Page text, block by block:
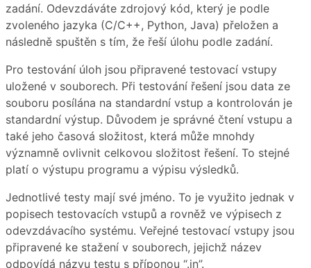
zadání. Odevzdáváte zdrojový kód, který je podle
zvoleného jazyka (C/C++, Python, Java) přeložen a
následně spuštěn s tím, že řeší úlohu podle zadání.
Pro testování úloh jsou připravené testovací vstupy
uložené v souborech. Při testování řešení jsou data ze
souboru posílána na standardní vstup a kontrolován je
standardní výstup. Důvodem je správné čtení vstupu a
také jeho časová složitost, která může mnohdy
významně ovlivnit celkovou složitost řešení. To stejné
platí o výstupu programu a výpisu výsledků.
Jednotlivé testy mají své jméno. To je využito jednak v
popisech testovacích vstupů a rovněž ve výpisech z
odevzdávacího systému. Veřejné testovací vstupy jsou
připravené ke stažení v souborech, jejichž název
odpovídá názvu testu s příponou “.in”.